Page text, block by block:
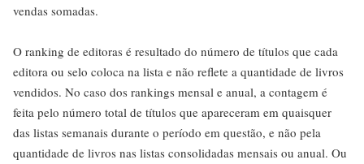
vendas somadas.
O ranking de editoras é resultado do número de títulos que cada
editora ou selo coloca na lista e não reflete a quantidade de livros
vendidos. No caso dos rankings mensal e anual, a contagem é
feita pelo número total de títulos que apareceram em quaisquer
das listas semanais durante o período em questão, e não pela
quantidade de livros nas listas consolidadas mensais ou anual. Ou